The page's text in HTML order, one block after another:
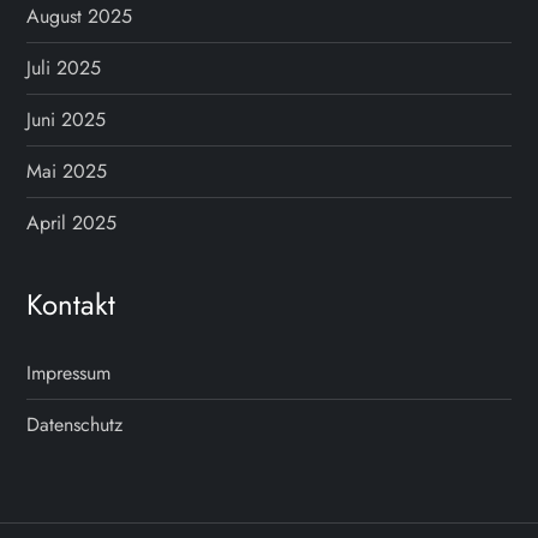
g
s
n
a
v
i
g
a
August 2025
Juli 2025
Juni 2025
Mai 2025
April 2025
Kontakt
Impressum
Datenschutz